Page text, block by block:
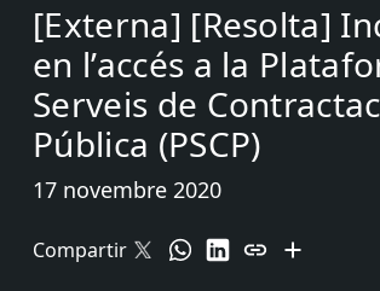
[Externa] [Resolta]
en l’accés a la
Serveis de
Pública (PSCP)
17 novembre 2020
Compartir